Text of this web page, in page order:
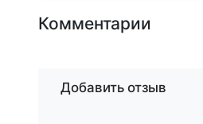
Комментарии
Добавить отзыв